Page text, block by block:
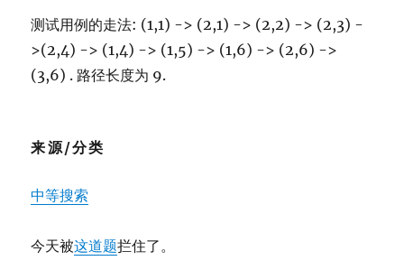
测试用例的走法: (1,1) -> (2,1) -> (2,2) -> (2,3) -
>(2,4) -> (1,4) -> (1,5) -> (1,6) -> (2,6) ->
(3,6) . 路径长度为 9.
来源/分类
中等搜索
今天被这道题拦住了。